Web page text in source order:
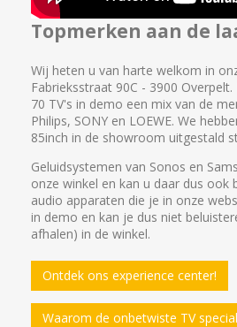
Topmerken aan de
Wij heten u van harte welkom in
Fabrieksstraat 90C - 3900
70 TV's in demo een mix van de
Philips, SONY en LOEWE. We
85inch in de showroom uitgestald
Geluidsystemen van Sonos en
onze winkel en kan u daar dus ook
audio apparaten die je in onze
in demo en kan je dus niet
afhalen) in de winkel.
Ontdek ons experience center!
Waarom de onbetwiste TV